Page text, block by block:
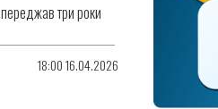
три роки
18:00 16.04.2026